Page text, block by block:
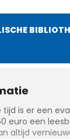
tijd is er een
euro een
altijd